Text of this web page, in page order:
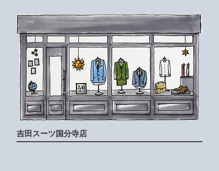
吉田スーツ国分寺店